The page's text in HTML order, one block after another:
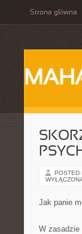
Strona główna
POSTED
Jak panie
W zasadzie